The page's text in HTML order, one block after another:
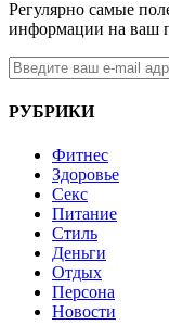
Регулярно самые
информации на ваш
РУБРИКИ
Фитнес
Здоровье
Секс
Питание
Стиль
Деньги
Отдых
Персона
Новости